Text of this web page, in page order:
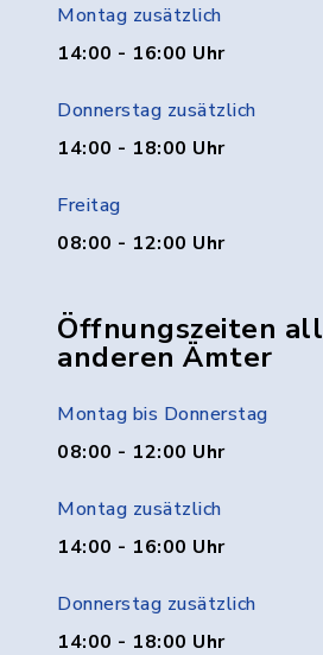
Montag zusätzlich
14:00 - 16:00 Uhr
Donnerstag zusätzlich
14:00 - 18:00 Uhr
Freitag
08:00 - 12:00 Uhr
Öffnungszeiten
anderen Ämter
Montag bis Donnerstag
08:00 - 12:00 Uhr
Montag zusätzlich
14:00 - 16:00 Uhr
Donnerstag zusätzlich
14:00 - 18:00 Uhr